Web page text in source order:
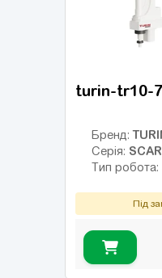
turin-tr10-
Бренд:
Серія:
Тип робота:
Під